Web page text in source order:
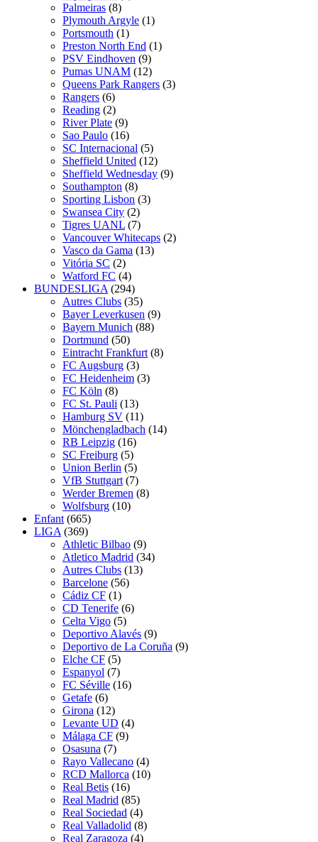
Palmeiras (8)
Plymouth Argyle (1)
Portsmouth (1)
Preston North End (1)
PSV Eindhoven (9)
Pumas UNAM (12)
Queens Park Rangers (3)
Rangers (6)
Reading (2)
River Plate (9)
Sao Paulo (16)
SC Internacional (5)
Sheffield United (12)
Sheffield Wednesday (9)
Southampton (8)
Sporting Lisbon (3)
Swansea City (2)
Tigres UANL (7)
Vancouver Whitecaps (2)
Vasco da Gama (13)
Vitória SC (2)
Watford FC (4)
BUNDESLIGA (294)
Autres Clubs (35)
Bayer Leverkusen (9)
Bayern Munich (88)
Dortmund (50)
Eintracht Frankfurt (8)
FC Augsburg (3)
FC Heidenheim (3)
FC Köln (8)
FC St. Pauli (13)
Hamburg SV (11)
Mönchengladbach (14)
RB Leipzig (16)
SC Freiburg (5)
Union Berlin (5)
VfB Stuttgart (7)
Werder Bremen (8)
Wolfsburg (10)
Enfant (665)
LIGA (369)
Athletic Bilbao (9)
Atletico Madrid (34)
Autres Clubs (13)
Barcelone (56)
Cádiz CF (1)
CD Tenerife (6)
Celta Vigo (5)
Deportivo Alavés (9)
Deportivo de La Coruña (9)
Elche CF (5)
Espanyol (7)
FC Séville (16)
Getafe (6)
Girona (12)
Levante UD (4)
Málaga CF (9)
Osasuna (7)
Rayo Vallecano (4)
RCD Mallorca (10)
Real Betis (16)
Real Madrid (85)
Real Sociedad (4)
Real Valladolid (8)
Real Zaragoza (4)